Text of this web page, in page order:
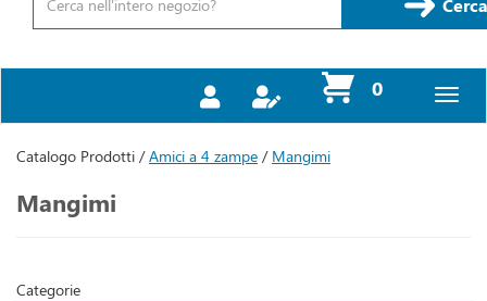
Prodotto
0prodotti
inseriti
Catalogo Prodotti /Amici a 4 zampe / Mangimi
Mangimi
Categorie